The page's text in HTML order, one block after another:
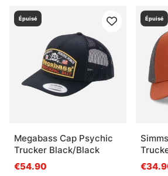
Épuisé
Megabass Cap Psychic
Trucker Black/Black
€54.90
Épuisé